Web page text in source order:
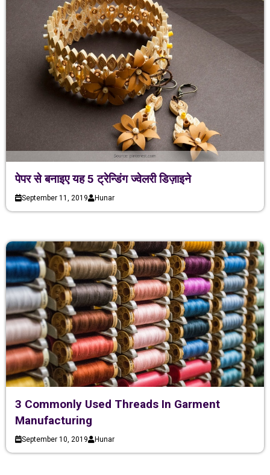
पेपर से बनाइए यह 5 ट्रेन्डिंग ज्वेलरी डिज़ाइने
September 11, 2019 Hunar
3 Commonly Used Threads In Garment
Manufacturing
September 10, 2019 Hunar